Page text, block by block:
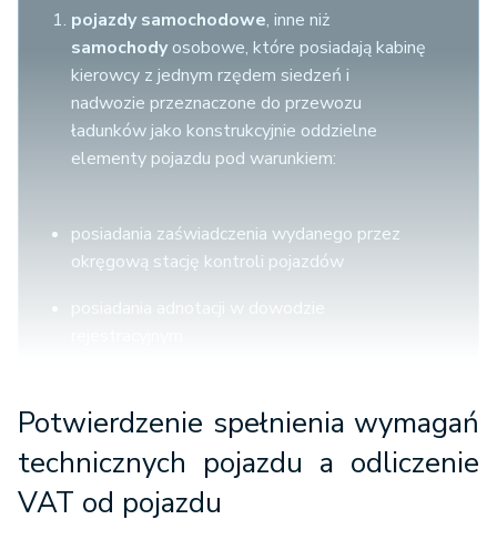
pojazdy samochodowe, inne niż
samochodyosobowe, które posiadają kabinę
kierowcy z jednym rzędem siedzeń i
nadwozie przeznaczone do przewozu
ładunków jako konstrukcyjnie oddzielne
elementy pojazdu pod warunkiem:
posiadania zaświadczenia wydanego przez
okręgową stację kontroli pojazdów
pojazdy samochodowe , inne niż
samochodyosobowe, mające jeden rząd
siedzeń, który oddzielony jest od części
przeznaczonej do przewozu ładunków ścianą
lub trwałą przegrodą
Potwierdzenie spełnienia wymagań
technicznych pojazdu a odliczenie
VAT od pojazdu